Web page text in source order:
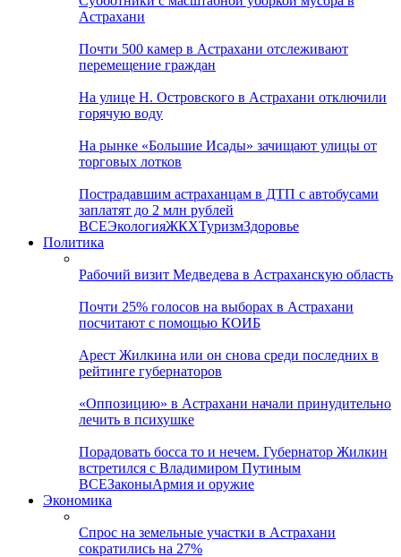
Астрахани
Почти 500 камер в Астрахани отслеживают
перемещение граждан
На улице Н. Островского в Астрахани отключили
горячую воду
На рынке «Большие Исады» зачищают улицы от
торговых лотков
Пострадавшим астраханцам в ДТП с автобусами
заплатят до 2 млн рублей
ВСЕЭкологияЖКХТуризмЗдоровье
Политика
Рабочий визит Медведева в Астраханскую область
Почти 25% голосов на выборах в Астрахани
посчитают с помощью КОИБ
Арест Жилкина или он снова среди последних в
рейтинге губернаторов
«Оппозицию» в Астрахани начали принудительно
лечить в психушке
Порадовать босса то и нечем. Губернатор Жилкин
встретился с Владимиром Путиным
ВСЕЗаконыАрмия и оружие
Экономика
Спрос на земельные участки в Астрахани
сократились на 27%